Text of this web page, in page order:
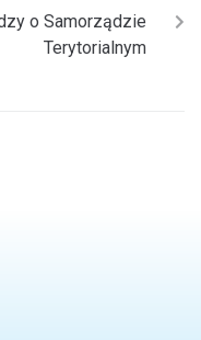
o Samorządzie
Terytorialnym